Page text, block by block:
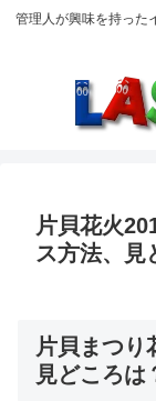
管理人が興味を持った
片貝花火
ス方法、見
片貝まつり
見どころは